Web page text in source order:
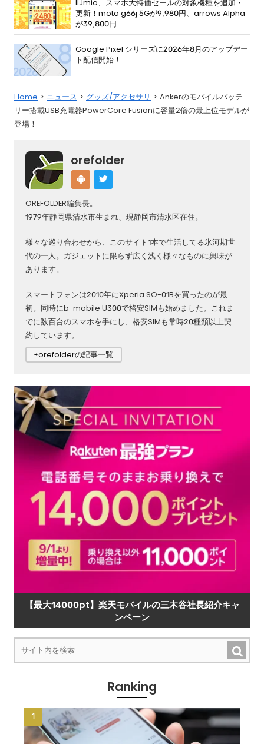
IIJmio、スマホ大特価セールの対象機種を追加・
更新！moto g66j 5Gが9,980円、arrows Alpha
が39,800円
Google Pixel シリーズに2026年8月のアップデー
ト配信開始！
Home ニュース グッズ/アクセサリ
Ankerのモバイルバッテ
リー搭載USB充電器PowerCore Fusionに容量2倍の最上位モデルが
登場！
orefolder
OREFOLDER編集長。
1979年静岡県清水市生まれ、現静岡市清水区在住。
様々な巡り合わせから、このサイト1本で生活してる氷河期世
代の一人。ガジェットに限らず広く浅く様々なものに興味が
あります。
スマートフォンは2010年にXperia SO-01Bを買ったのが最
初。同時にb-mobile U300で格安SIMも始めました。これま
でに数百台のスマホを手にし、格安SIMも常時20種類以上契
約しています。
⇨orefolderの記事一覧
【最大14000pt】楽天モバイルの三木谷社長紹介キャ
ンペーン
Ranking